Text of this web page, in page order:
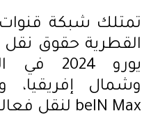
تمتلك شبكة
القطرية حقوق نقل
يورو
وشمال
beIN Max لنقل فعاليات البطولة.